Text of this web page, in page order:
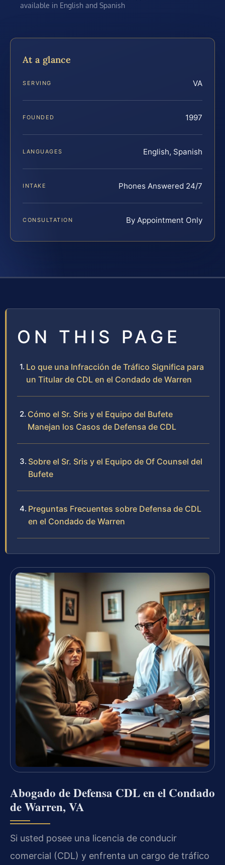
available in English and Spanish
At a glance
SERVING VA
FOUNDED 1997
LANGUAGES English, Spanish
INTAKE Phones Answered 24/7
CONSULTATION By Appointment Only
ON THIS PAGE
Lo que una Infracción de Tráfico Significa para
un Titular de CDL en el Condado de Warren
Cómo el Sr. Sris y el Equipo del Bufete
Manejan los Casos de Defensa de CDL
Sobre el Sr. Sris y el Equipo de Of Counsel del
Bufete
Preguntas Frecuentes sobre Defensa de CDL
en el Condado de Warren
Abogado de Defensa CDL en el Condado
de Warren, VA
Si usted posee una licencia de conducir
comercial (CDL) y enfrenta un cargo de tráfico